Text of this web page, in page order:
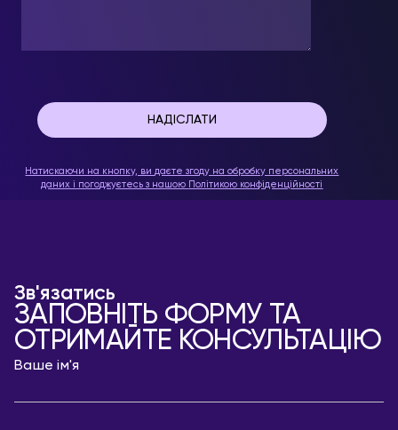
Натискаючи на кнопку, ви даєте згоду на обробку персональних
даних і погоджуєтесь з нашою Політикою конфіденційності
Зв'язатись
ЗАПОВНІТЬ ФОРМУ ТА
ОТРИМАЙТЕ КОНСУЛЬТАЦІЮ